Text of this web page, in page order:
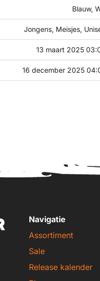
Blauw,
Jongens, Meisjes,
13 maart 2025
16 december 2025
Navigatie
Assortiment
Sale
Release kalender